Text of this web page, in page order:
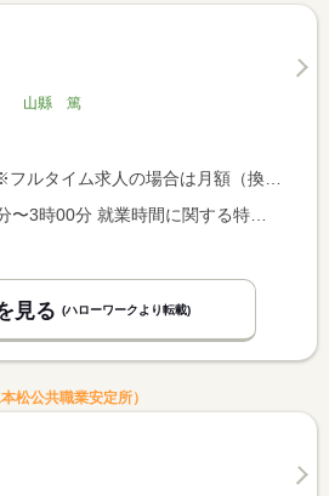
山縣 篤
は月額（換算額）、パート求人の場合は時間額を表示しています。
見る (ハローワークより転載)
松公共職業安定所）